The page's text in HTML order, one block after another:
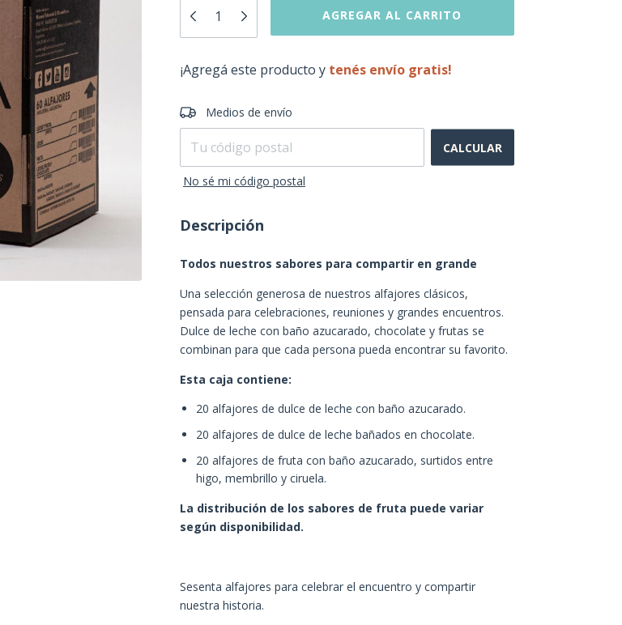
¡Agregá este producto y tenés envío gratis!
Entregas para el CP:
Medios de envío
CALCULAR
No sé mi código postal
Descripción
Todos nuestros sabores para compartir en grande
Una selección generosa de nuestros alfajores clásicos,
pensada para celebraciones, reuniones y grandes encuentros.
Dulce de leche con baño azucarado, chocolate y frutas se
combinan para que cada persona pueda encontrar su favorito.
Esta caja contiene:
20 alfajores de dulce de leche con baño azucarado.
20 alfajores de dulce de leche bañados en chocolate.
20 alfajores de fruta con baño azucarado, surtidos entre
higo, membrillo y ciruela.
La distribución de los sabores de fruta puede variar
según disponibilidad.
Sesenta alfajores para celebrar el encuentro y compartir
nuestra historia.